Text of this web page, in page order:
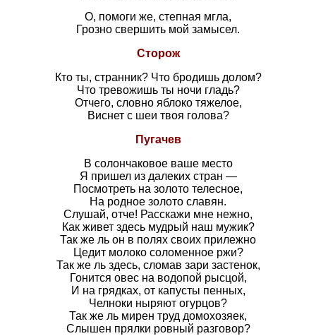
О, помоги же, степная мгла,
Грозно свершить мой замысел.
Сторож
Кто ты, странник? Что бродишь долом?
Что тревожишь ты ночи гладь?
Отчего, словно яблоко тяжелое,
Виснет с шеи твоя голова?
Пугачев
В солончаковое ваше место
Я пришел из далеких стран —
Посмотреть на золото телесное,
На родное золото славян.
Слушай, отче! Расскажи мне нежно,
Как живет здесь мудрый наш мужик?
Так же ль он в полях своих прилежно
Цедит молоко соломенное ржи?
Так же ль здесь, сломав зари застенок,
Гонится овес на водопой рысцой,
И на грядках, от капусты пенных,
Челноки ныряют огурцов?
Так же ль мирен труд домохозяек,
Слышен прялки ровный разговор?